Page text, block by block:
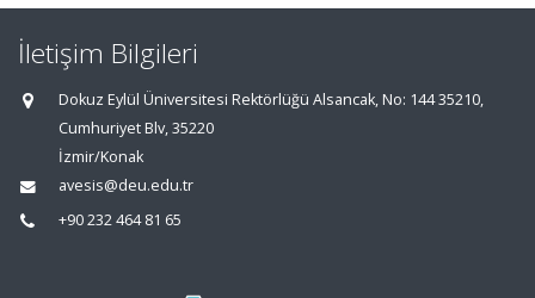
İletişim Bilgileri
Dokuz Eylül Üniversitesi Rektörlüğü Alsancak, No: 144 35210,
Cumhuriyet Blv, 35220
İzmir/Konak
avesis@deu.edu.tr
+90 232 464 81 65